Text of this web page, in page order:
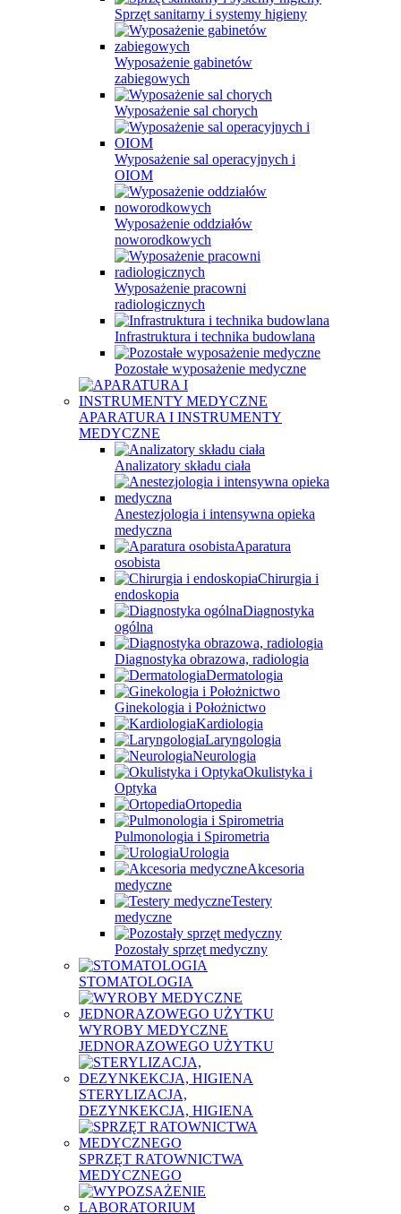
Sprzęt sanitarny i systemy higieny
Wyposażenie gabinetów
zabiegowych
Wyposażenie sal chorych
Wyposażenie sal operacyjnych i
OIOM
Wyposażenie oddziałów
noworodkowych
Wyposażenie pracowni
radiologicznych
Infrastruktura i technika budowlana
Pozostałe wyposażenie medyczne
APARATURA I INSTRUMENTY
MEDYCZNE
Analizatory składu ciała
Anestezjologia i intensywna opieka
medyczna
Aparatura
osobista
Chirurgia i
endoskopia
Diagnostyka
ogólna
Diagnostyka obrazowa, radiologia
Dermatologia
Ginekologia i Położnictwo
Kardiologia
Laryngologia
Neurologia
Okulistyka i
Optyka
Ortopedia
Pulmonologia i Spirometria
Urologia
Akcesoria
medyczne
Testery
medyczne
Pozostały sprzęt medyczny
STOMATOLOGIA
WYROBY MEDYCZNE
JEDNORAZOWEGO UŻYTKU
STERYLIZACJA,
DEZYNKEKCJA, HIGIENA
SPRZĘT RATOWNICTWA
MEDYCZNEGO